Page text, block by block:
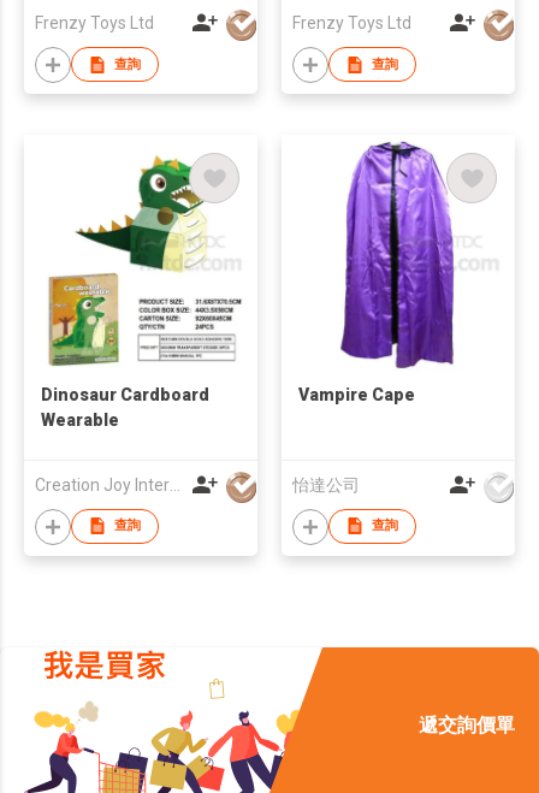
Frenzy Toys Ltd
查詢
Frenzy Toys Ltd
查詢
Dinosaur Cardboard
Wearable
Creation Joy International Company Limited
查詢
Vampire Cape
怡達公司
查詢
遞交詢價單